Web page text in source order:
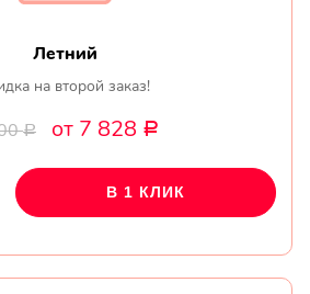
Летний
на второй заказ!
Р от 7 828 Р
В 1 КЛИК